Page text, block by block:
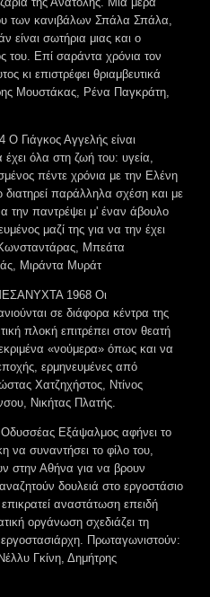
των κανιβάλων Σπάλα Σπάλα,
είναι σωτήρια μιας και ο
του. Επί σαράντα χρόνια τον
κι επιστρέφει θριαμβευτικά
Μουστάκας, Ρένα Παγκράτη,
Γιάγκος Αγγελής είναι
έχει όλα στη ζωή του: υγεία,
πέντε χρόνια με την Ελένη
διατηρεί παράλληλα σχέση και με
την παντρέψει μ' έναν άβουλο
μαζί της για να την έχει
Μπεάτα
Μιράντα Μυράτ
1968 Οι
σε διάφορα κέντρα της
πλοκή επιτρέπει στον θεατή
«νούμερα» όπως και να
εποχής, ερμηνευμένες από
Χατζηχήστος, Ντίνος
Νικήτας Πλατής.
Εξάψαλμος αφήνει το
να συναντήσει το φίλο του,
στην Αθήνα για να βρουν
δουλειά στο εργοστάσιο
αναστάτωση επειδή
οργάνωση σχεδιάζει τη
εργοστασιάρχη. Πρωταγωνιστούν:
Γκίνη, Δημήτρης